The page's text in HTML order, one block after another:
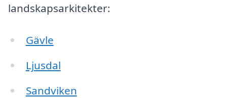
landskapsarkitekter:
Gävle
Ljusdal
Sandviken